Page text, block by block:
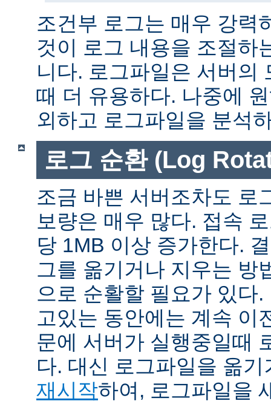
조건부 로그는 매우 강력
것이 로그 내용을 조절하
니다. 로그파일은 서버의
때 더 유용하다. 나중에
외하고 로그파일을 분석
로그 순환 (Log
조금 바쁜 서버조차도 로
보량은 매우 많다. 접속
당 1MB 이상 증가한다.
그를 옮기거나 지우는 방
으로 순활할 필요가 있다
고있는 동안에는 계속 이
문에 서버가 실행중일때
다. 대신 로그파일을 옮
재시작하여, 로그파일을